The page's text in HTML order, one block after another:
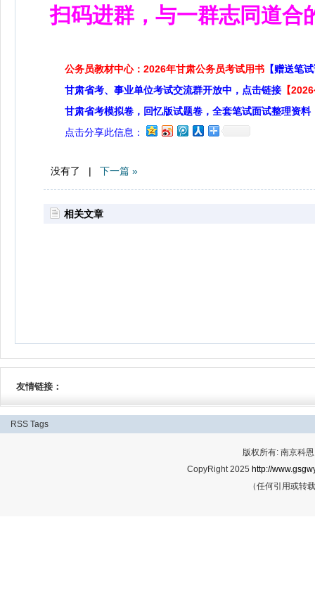
扫码进群，与一群志同道合
公务员教材中心：2026年甘肃公务员考试用书 【赠送笔
甘肃省考、事业单位考试交流群开放中，点击链接 【
甘肃省考模拟卷，回忆版试题卷，全套笔试面试整理资料
点击分享此信息：
没有了 | 下一篇 »
相关文章
友情链接：
RSS Tags
版权所有: 南京科
CopyRight 2025 http://
（任何引用或转